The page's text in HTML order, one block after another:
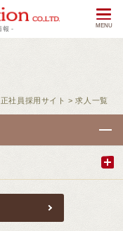
報 -
社員採用サイト > 求人一覧